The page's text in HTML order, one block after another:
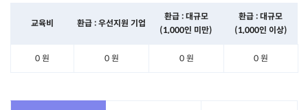
교육비 환급 : 우선지원 기업
환급 : 대규모
(1,000인 미만)
환급 : 대규모
(1,000인 이상)
0 원 0 원 0 원 0 원